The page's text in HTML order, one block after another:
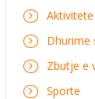
Dhurime
Zbutje e
Sporte